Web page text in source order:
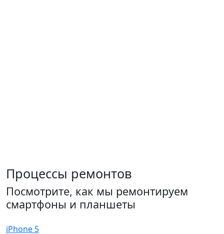
Процессы ремонтов
Посмотрите, как мы ремонтируем
смартфоны и планшеты
iPhone 5